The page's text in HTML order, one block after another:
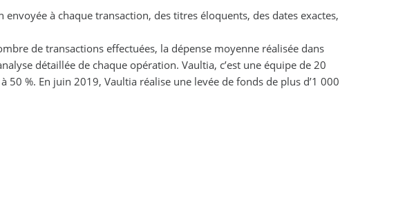
à chaque transaction, des titres éloquents, des dates exactes,
de transactions effectuées, la dépense moyenne réalisée dans
détaillée de chaque opération. Vaultia, c’est une équipe de 20
%. En juin 2019, Vaultia réalise une levée de fonds de plus d’1 000